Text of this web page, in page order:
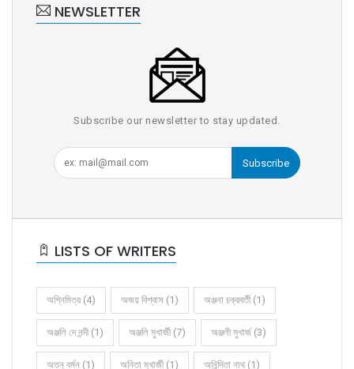
NEWSLETTER
Subscribe our newsletter to stay updated.
Subscribe
LISTS OF WRITERS
অগ্নিমিত্র (4) অজয় বিশ্বাস (1) অঞ্জনা চক্রবর্তী (1)
অঞ্জলি দে নন্দী (1) অঞ্জলি মুখার্জী (7) অঞ্জলী মুখার্জ (3)
অতনু বর্মন (1) অনিতা মুখার্জী (1) অনিন্দিতা নাথ (1)